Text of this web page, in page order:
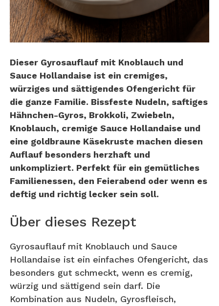
Dieser Gyrosauflauf mit Knoblauch und
Sauce Hollandaise ist ein cremiges,
würziges und sättigendes Ofengericht für
die ganze Familie. Bissfeste Nudeln, saftiges
Hähnchen-Gyros, Brokkoli, Zwiebeln,
Knoblauch, cremige Sauce Hollandaise und
eine goldbraune Käsekruste machen diesen
Auflauf besonders herzhaft und
unkompliziert. Perfekt für ein gemütliches
Familienessen, den Feierabend oder wenn es
deftig und richtig lecker sein soll.
Über dieses Rezept
Gyrosauflauf mit Knoblauch und Sauce
Hollandaise ist ein einfaches Ofengericht, das
besonders gut schmeckt, wenn es cremig,
würzig und sättigend sein darf. Die
Kombination aus Nudeln, Gyrosfleisch,